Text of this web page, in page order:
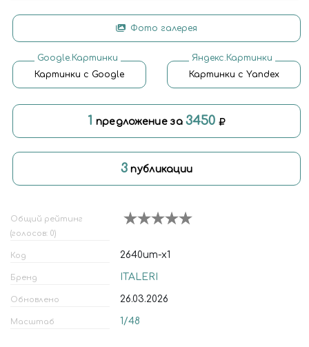
Фото галерея
Google.Картинки
Картинки с Google
Яндекс.Картинки
Картинки с Yandex
1 предложение за3450
3 публикации
Общий рейтинг
(голосов: 0)
Код 2640ит-x1
Бренд ITALERI
Обновлено 26.03.2026
Масштаб 1/48